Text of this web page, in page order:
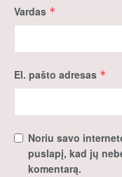
Vardas *
El. pašto adresas *
Noriu savo
puslapį, kad jų
komentarą.